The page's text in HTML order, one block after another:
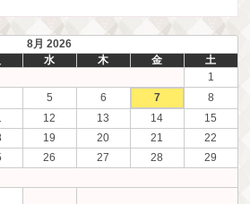
8月 2026
水 木 金 土
1
5 6 7
8
12 13 14
15
19 20 21
22
26 27 28
29